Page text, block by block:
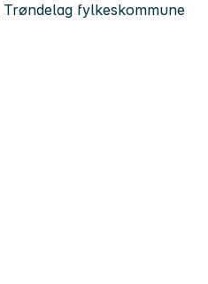
fylkeskommune